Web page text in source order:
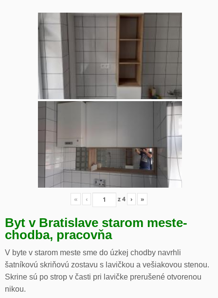
« ‹ z4 › »
Byt v Bratislave starom meste-
chodba, pracovňa
V byte v starom meste sme do úzkej chodby navrhli
šatníkovú skriňovú zostavu s lavičkou a vešiakovou stenou.
Skrine sú po strop v časti pri lavičke prerušené otvorenou
nikou.